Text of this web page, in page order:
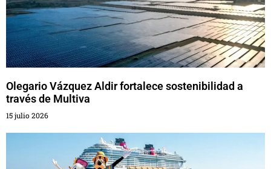
Olegario Vázquez Aldir fortalece sostenibilidad a
través de Multiva
15 julio 2026